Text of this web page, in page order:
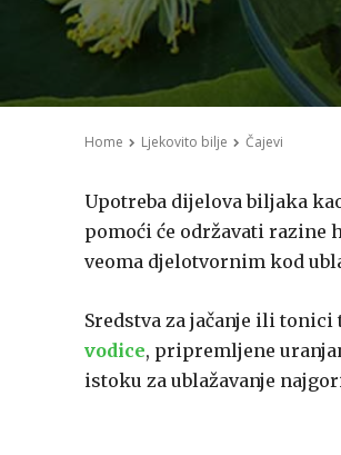
Home Ljekovito bilje Čajevi
Upotreba dijelova biljaka
pomoći će održavati razine
veoma djelotvornim kod
Sredstva za jačanje ili
vodice, pripremljene
istoku za ublažavanje